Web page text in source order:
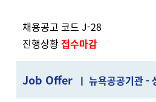
채용공고 코드 J-28
진행상황접수마감
Job Offer ㅣ 뉴욕공공기관 -